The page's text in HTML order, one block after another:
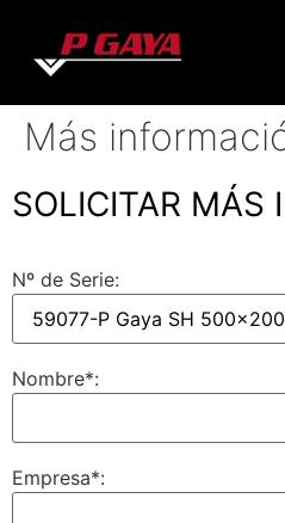
Más
SOLICITAR MÁS
Nº de Serie:
Nombre*:
Empresa*: